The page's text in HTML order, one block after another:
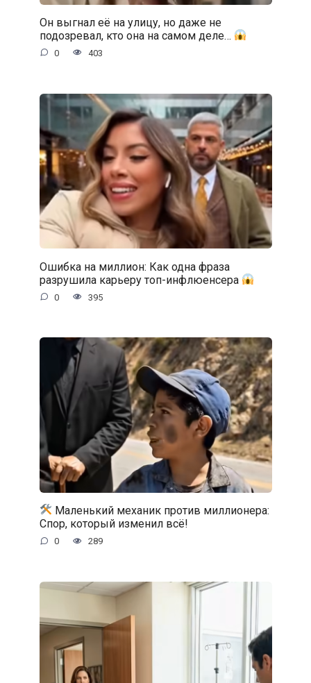
Он выгнал её на улицу, но даже не
подозревал, кто она на самом деле…
0 403
Ошибка на миллион: Как одна фраза
разрушила карьеру топ-инфлюенсера
0 395
Маленький механик против миллионера:
Спор, который изменил всё!
0 289